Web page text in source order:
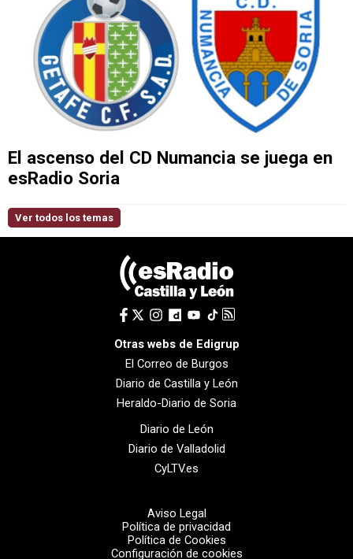
El ascenso del CD Numancia se juega en
esRadio Soria
Ver todos los temas
Otras webs de Edigrup
El Correo de Burgos
Diario de Castilla y León
Heraldo-Diario de Soria
Diario de León
Diario de Valladolid
CyLTV.es
Aviso Legal
Política de privacidad
Política de Cookies
Configuración de cookies